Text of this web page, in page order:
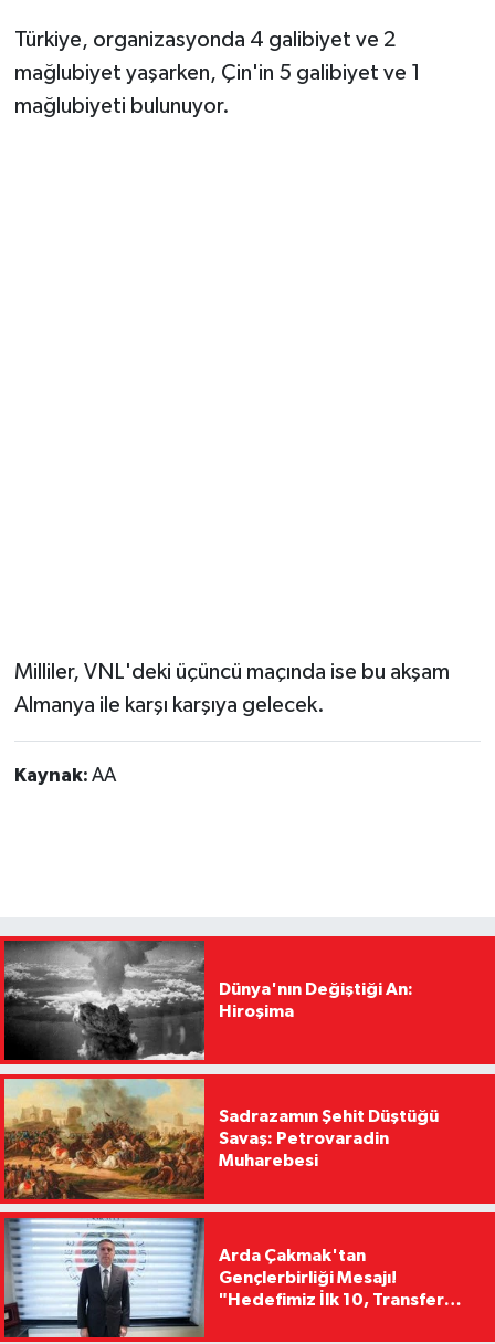
Türkiye, organizasyonda 4 galibiyet ve 2
mağlubiyet yaşarken, Çin'in 5 galibiyet ve 1
mağlubiyeti bulunuyor.
Milliler, VNL'deki üçüncü maçında ise bu akşam
Almanya ile karşı karşıya gelecek.
Kaynak: AA
Dünya'nın Değiştiği An:
Hiroşima
Sadrazamın Şehit Düştüğü
Savaş: Petrovaradin
Muharebesi
Arda Çakmak'tan
Gençlerbirliği Mesajı!
"Hedefimiz İlk 10, Transfer